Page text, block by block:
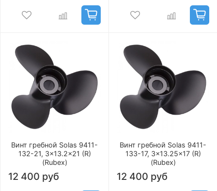
Винт гребной Solas 9411-
132-21, 3x13.2x21 (R)
(Rubex)
12 400 руб
Винт гребной Solas 9411-
133-17, 3x13.25x17 (R)
(Rubex)
12 400 руб